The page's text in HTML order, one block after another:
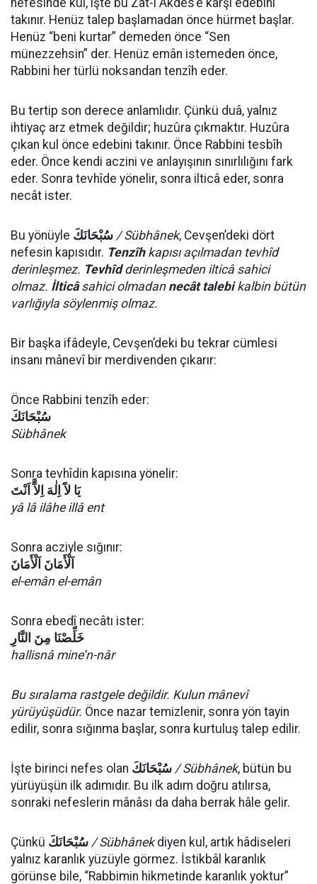
nefesinde kul, işte bu Zât-ı Akdes’e karşı edebini
takınır. Henüz talep başlamadan önce hürmet başlar.
Henüz “beni kurtar” demeden önce “Sen
münezzehsin” der. Henüz emân istemeden önce,
Rabbini her türlü noksandan tenzîh eder.
Bu tertip son derece anlamlıdır. Çünkü duâ, yalnız
ihtiyaç arz etmek değildir; huzûra çıkmaktır. Huzûra
çıkan kul önce edebini takınır. Önce Rabbini tesbîh
eder. Önce kendi aczini ve anlayışının sınırlılığını fark
eder. Sonra tevhîde yönelir, sonra ilticâ eder, sonra
necât ister.
Bu yönüyle سُبْحَانَكَ / Sübhânek, Cevşen’deki dört
nefesin kapısıdır. Tenzîh kapısı açılmadan tevhîd
derinleşmez. Tevhîdderinleşmeden ilticâ sahici
olmaz. İlticâsahici olmadan necât talebikalbin bütün
varlığıyla söylenmiş olmaz.
Bir başka ifâdeyle, Cevşen’deki bu tekrar cümlesi
insanı mânevî bir merdivenden çıkarır:
Önce Rabbini tenzîh eder:
سُبْحَانَكَ
Sübhânek
Sonra tevhîdin kapısına yönelir:
يَا لآَ اِلٰهَ اِلآَّ اَنْتَ
yâ lâ ilâhe illâ ent
Sonra acziyle sığınır:
اَلْأَمَانَ اَلْأَمَانَ
el-emân el-emân
Sonra ebedî necâtı ister:
خَلِّصْنَا مِنَ النَّارِ
hallisnâ mine’n-nâr
Bu sıralama rastgele değildir. Kulun mânevî
yürüyüşüdür. Önce nazar temizlenir, sonra yön tayin
edilir, sonra sığınma başlar, sonra kurtuluş talep edilir.
İşte birinci nefes olan سُبْحَانَكَ / Sübhânek, bütün bu
yürüyüşün ilk adımıdır. Bu ilk adım doğru atılırsa,
sonraki nefeslerin mânâsı da daha berrak hâle gelir.
Çünkü سُبْحَانَكَ / Sübhânekdiyen kul, artık hâdiseleri
yalnız karanlık yüzüyle görmez. İstikbâl karanlık
görünse bile, “Rabbimin hikmetinde karanlık yoktur”